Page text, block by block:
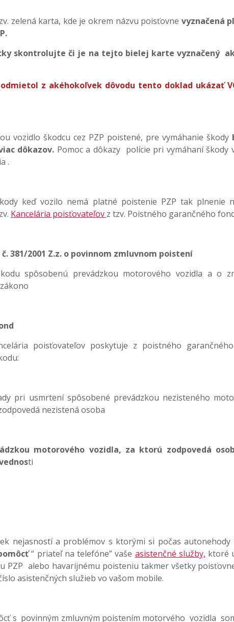
zelená karta, kde je okrem názvu poisťovne vyznačená
skontrolujte či je na tejto bielej karte vyznačený
z akéhokoľvek dôvodu tento doklad ukázať
vozidlo škodcu cez PZP poistené, pre vymáhanie škody
dôkazov. Pomoc a dôkazy polície pri vymáhaní škody
.
keď vozilo nemá platné poistenie PZP tak plnenie
Kancelária poisťovateľov z tzv. Poistného garančného
381/2001 Z.z. o povinnom zmluvnom poistení
spôsobenú prevádzkou motorového vozidla a o
poisťovateľov poskytuje z poistného
pri usmrtení spôsobené prevádzkou nezisteného
nezistená osoba
motorového vozidla, za ktorú zodpovedá
ti
nejasností a problémov s ktorými si počas autonehody
“ priateľ na telefóne” vaše asistenčné služby, ktoré
PZP alebo havarijnému poisteniu takmer všetky
asistenčných služieb vo vašom mobile.
s povinným zmluvným poistením motorvého vozidla